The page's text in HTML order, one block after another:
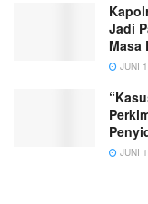
Jadi
Masa
JUNI
JUNI